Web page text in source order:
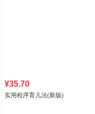
¥35.70
实用程序育儿法(新版)